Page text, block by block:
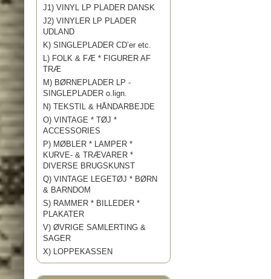
J1) VINYL LP PLADER DANSK
J2) VINYLER LP PLADER
UDLAND
K) SINGLEPLADER CD’er etc.
L) FOLK & FÆ * FIGURER AF
TRÆ
M) BØRNEPLADER LP -
SINGLEPLADER o.lign.
N) TEKSTIL & HÅNDARBEJDE
O) VINTAGE * TØJ *
ACCESSORIES
P) MØBLER * LAMPER *
KURVE- & TRÆVARER *
DIVERSE BRUGSKUNST
Q) VINTAGE LEGETØJ * BØRN
& BARNDOM
S) RAMMER * BILLEDER *
PLAKATER
V) ØVRIGE SAMLERTING &
SAGER
X) LOPPEKASSEN